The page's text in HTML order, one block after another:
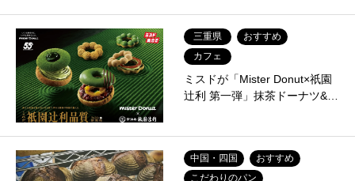
三重県
おすすめ
カフェ
ミスドが「Mister Donut×祇園
辻利 第一弾」抹茶ドーナツ&…
中国・四国
おすすめ
こだわりのパン